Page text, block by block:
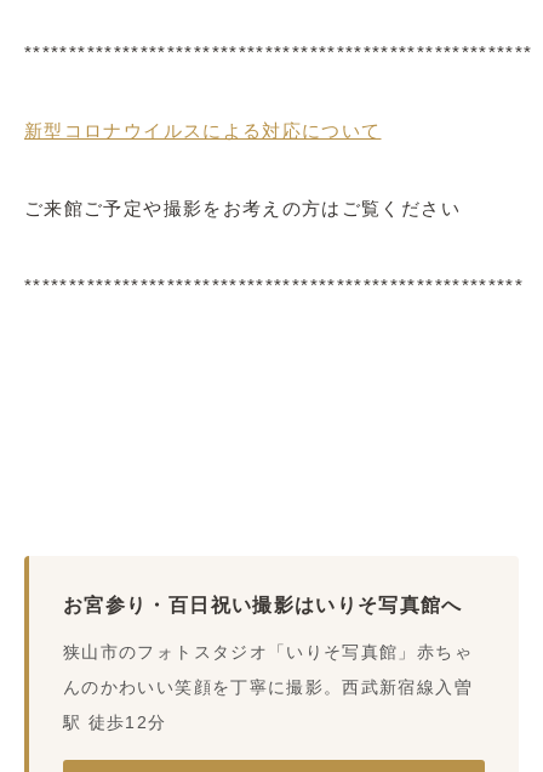
*********************************************************
新型コロナウイルスによる対応について
ご来館ご予定や撮影をお考えの方はご覧ください
********************************************************
お宮参り・百日祝い撮影はいりそ写真館へ
狭山市のフォトスタジオ「いりそ写真館」赤ちゃ
んのかわいい笑顔を丁寧に撮影。西武新宿線入曽
駅 徒歩12分